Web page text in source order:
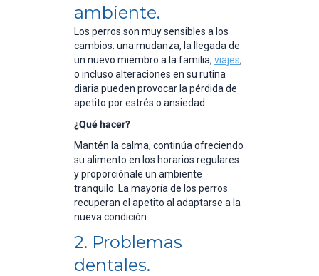
ambiente.
Los perros son muy sensibles a los
cambios: una mudanza, la llegada de
un nuevo miembro a la familia, viajes,
o incluso alteraciones en su rutina
diaria pueden provocar la pérdida de
apetito por estrés o ansiedad.
¿Qué hacer?
Mantén la calma, continúa ofreciendo
su alimento en los horarios regulares
y proporciónale un ambiente
tranquilo. La mayoría de los perros
recuperan el apetito al adaptarse a la
nueva condición.
2. Problemas
dentales.